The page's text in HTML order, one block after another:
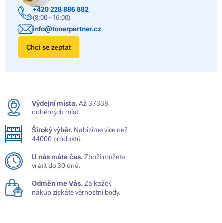
+420 228 886 882
(8:00 - 16:00)
info@tonerpartner.cz
Chci se zeptat
Výdejní místa.Až 37338
odběrných míst.
Široký výběr. Nabízíme více než
44000 produktů.
U nás máte čas.Zboží můžete
vrátit do 30 dnů.
Odměníme Vás.Za každý
nákup získáte věrnostní body.